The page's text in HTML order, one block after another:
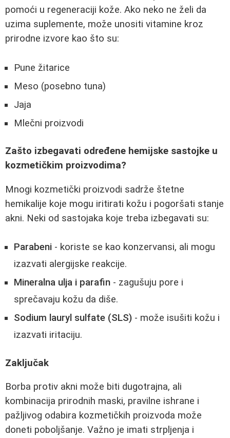
pomoći u regeneraciji kože. Ako neko ne želi da
uzima suplemente, može unositi vitamine kroz
prirodne izvore kao što su:
Pune žitarice
Meso (posebno tuna)
Jaja
Mlečni proizvodi
Zašto izbegavati određene hemijske sastojke u
kozmetičkim proizvodima?
Mnogi kozmetički proizvodi sadrže štetne
hemikalije koje mogu iritirati kožu i pogoršati stanje
akni. Neki od sastojaka koje treba izbegavati su:
Parabeni - koriste se kao konzervansi, ali mogu
izazvati alergijske reakcije.
Mineralna ulja i parafin - zagušuju pore i
sprečavaju kožu da diše.
Sodium lauryl sulfate (SLS) - može isušiti kožu i
izazvati iritaciju.
Zaključak
Borba protiv akni može biti dugotrajna, ali
kombinacija prirodnih maski, pravilne ishrane i
pažljivog odabira kozmetičkih proizvoda može
doneti poboljšanje. Važno je imati strpljenja i